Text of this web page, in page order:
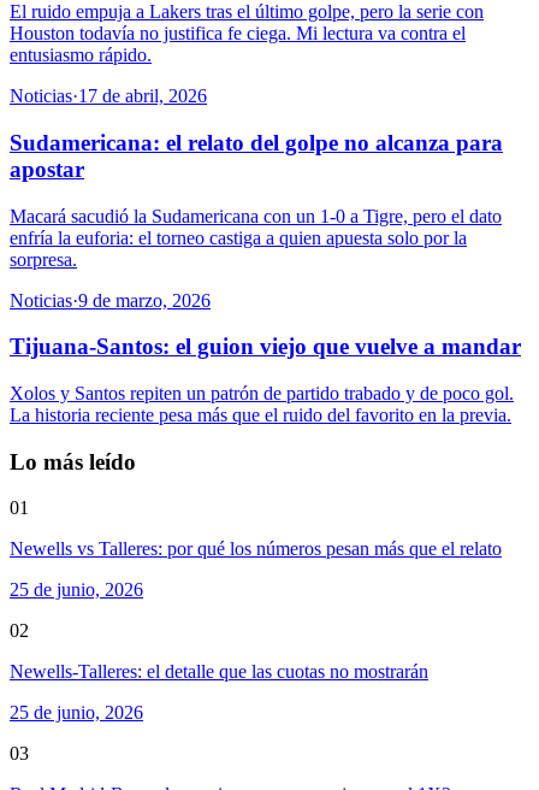
El ruido empuja a Lakers tras el último golpe, pero la serie con
Houston todavía no justifica fe ciega. Mi lectura va contra el
entusiasmo rápido.
Noticias·17 de abril, 2026
Sudamericana: el relato del golpe no alcanza para
apostar
Macará sacudió la Sudamericana con un 1-0 a Tigre, pero el dato
enfría la euforia: el torneo castiga a quien apuesta solo por la
sorpresa.
Noticias·9 de marzo, 2026
Tijuana-Santos: el guion viejo que vuelve a mandar
Xolos y Santos repiten un patrón de partido trabado y de poco gol.
La historia reciente pesa más que el ruido del favorito en la previa.
Lo más leído
01
Newells vs Talleres: por qué los números pesan más que el relato
25 de junio, 2026
02
Newells-Talleres: el detalle que las cuotas no mostrarán
25 de junio, 2026
03